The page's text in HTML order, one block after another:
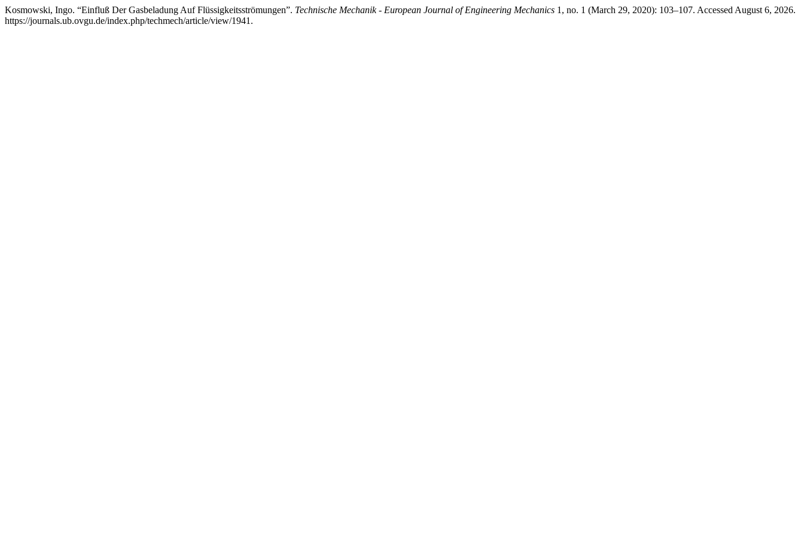
Kosmowski, Ingo. “Einfluß Der Gasbeladung Auf Flüssigkeitsströmungen”. Technische Mechanik - European Journal of Engineering Mechanics 1, no. 1 (March 29, 2020): 103–107. Accessed August 6, 2026.
https://journals.ub.ovgu.de/index.php/techmech/article/view/1941.